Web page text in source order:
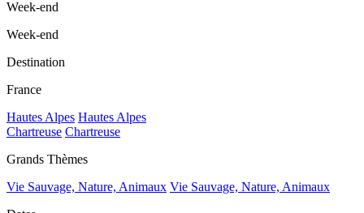
Week-end
Week-end
Destination
France
Hautes Alpes Hautes Alpes
Chartreuse Chartreuse
Grands Thèmes
Vie Sauvage, Nature, Animaux Vie Sauvage, Nature, Animaux